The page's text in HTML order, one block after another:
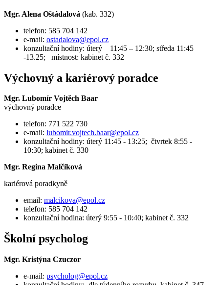
Mgr. Alena Oštádalová (kab. 332)
telefon: 585 704 142
e-mail: ostadalova@epol.cz
konzultační hodiny: úterý 11:45 – 12:30; středa 11:45
-13.25; místnost: kabinet č. 332
Výchovný a kariérový poradce
Mgr. Lubomír Vojtěch Baar
výchovný poradce
telefon: 771 522 730
e-mail: lubomir.vojtech.baar@epol.cz
konzultační hodiny: úterý 11:45 - 13:25; čtvrtek 8:55 -
10:30; kabinet č. 330
Mgr. Regina Malčíková
kariérová poradkyně
email: malcikova@epol.cz
telefon: 585 704 142
konzultační hodina: úterý 9:55 - 10:40; kabinet č. 332
Školní psycholog
Mgr. Kristýna Czuczor
e-mail: psycholog@epol.cz